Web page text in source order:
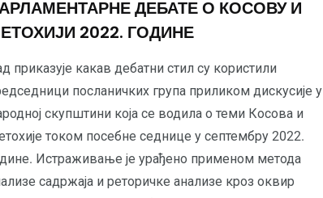
ДЕБАТЕ О КОСОВУ И
2022. ГОДИНЕ
приказује какав дебатни стил су користили
посланичких група приликом дискусије у
скупштини која се водила о теми Косова и
током посебне седнице у септембру 2022.
Истраживање је урађено применом метода
садржаја и реторичке анализе кроз оквир